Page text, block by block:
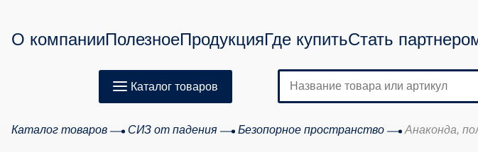
О компанииПолезноеПродукцияГде купитьСтать
Каталог товаров
Каталог товаров СИЗ от падения Безопорное пространство Анаконда,